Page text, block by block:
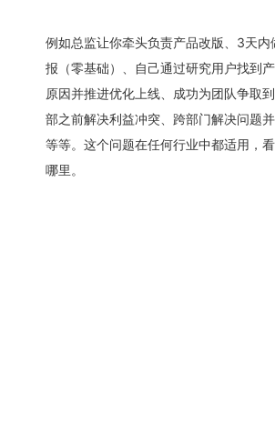
例如总监让你牵头负责产品改版、3天
报（零基础）、自己通过研究用户找到
原因并推进优化上线、成功为团队争取
部之前解决利益冲突、跨部门解决问题
等等。这个问题在任何行业中都适用，
哪里。